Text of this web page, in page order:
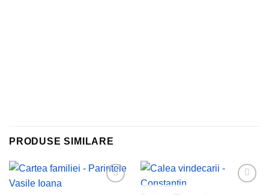
PRODUSE SIMILARE